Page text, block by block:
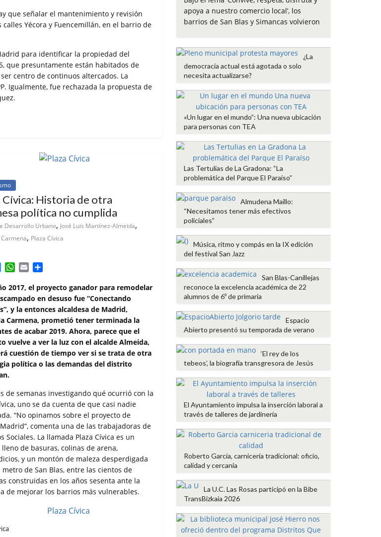
que señalar el mantenimiento y revisión
Yécora y Fuencemillán, en el barrio de
para identificar la propiedad del
que presuntamente están habitados de
centro de continuos altercados. La
Igualmente, fue rechazada la propuesta de
Cívica: Historia de otra
política no cumplida
Desarrollo Urbano, José Luis Martínez-Almeida,
, Plaza Cívica
i
t
t
e
r
W
a
t
s
A
p
p
a
i
l
m
p
a
r
t
i
r
2017, el proyecto ganador para remodelar
en desuso fue “Conectando
y la entonces alcaldesa de Madrid,
Carmena, prometió tener terminada la
de acabar 2019. Ahora, parece que el
vuelve a ver la luz con el alcalde Almeida,
cuestión de tiempo ver si se trata de otra
política o las demandas del distrito
de semanas investigando qué ocurrió con la
uno se da cuenta de que casi nadie
“No opinamos sobre el proyecto de
comenta una de las trabajadoras de
Sociales. La llamada Plaza Cívica es un
de basuras, colinas de arena,
y un montón de maleza desperdigada
de San Blas, entre las cientos de
construidas en los años sesenta ante la
de mejorar los barrios más vulnerables.
e
b
k
t
t
t
s
p
l
p
a
r
i
r
apoya a nuestro comercio local’, los
barrios de San Blas y Simancas volvieron
¿La
democracia actual está agotada o solo
necesita actualizarse?
«Un lugar en el mundo”: Una nueva ubicación
para personas con TEA
Las Tertulias de La Gradona: “La
problemática del Parque El Paraíso”
Almudena Maíllo:
“Necesitamos tener más efectivos
policiales”
Música, ritmo y compás en la IX edición
del festival San Jazz
San Blas-Canillejas
reconoce la excelencia académica de 22
alumnos de 6º de primaria
Espacio
Abierto presentó su temporada de verano
‘El rey de los
tebeos’, la biografía transgresora de Jesús
El Ayuntamiento impulsa la inserción laboral a
través de talleres de jardinería
Roberto García, carnicería tradicional: oficio,
calidad y cercanía
La U.C. Las Rosas participó en la Bibe
TransBizkaia 2026